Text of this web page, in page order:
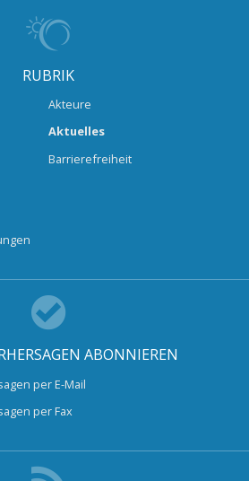
RUBRIK
Akteure
Aktuelles
Barrierefreiheit
ABONNIEREN
per E-Mail
per Fax